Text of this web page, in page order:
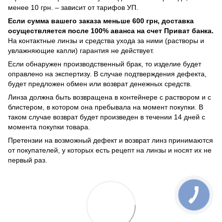
менее 10 грн. – зависит от тарифов УП.
Если сумма вашего заказа меньше 600 грн, доставка
осуществляется после 100% аванса на счет Приват банка.
На контактные линзы и средства ухода за ними (растворы и
увлажняющие капли) гарантия не действует.
Если обнаружен производственный брак, то изделие будет
оправлено на экспертизу. В случае подтверждения дефекта,
будет предложен обмен или возврат денежных средств.
Линза должна быть возвращена в контейнере с раствором и с
блистером, в котором она пребывала на момент покупки. В
таком случае возврат будет произведен в течении 14 дней с
момента покупки товара.
Претензии на возможный дефект и возврат линз принимаются
от покупателей, у которых есть рецепт на линзы и носят их не
первый раз.